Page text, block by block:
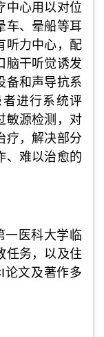
中心用以对位
车、晕船等耳
听力中心，配
脑干听觉诱发
备和声导抗系
进行系统评
敏源检测，对
疗，解决部分
、难以治愈的
一医科大学临
任务，以及住
论文及著作多